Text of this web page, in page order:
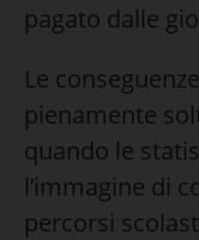
pagato dalle
Le
pienamente
quando le
l’immagine di
percorsi